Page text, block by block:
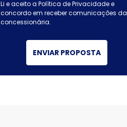
Li e aceito a Política de Privacidadee
concordo em receber comunicações da
concessionária.
ENVIAR PROPOSTA